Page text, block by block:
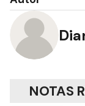
NOTAS